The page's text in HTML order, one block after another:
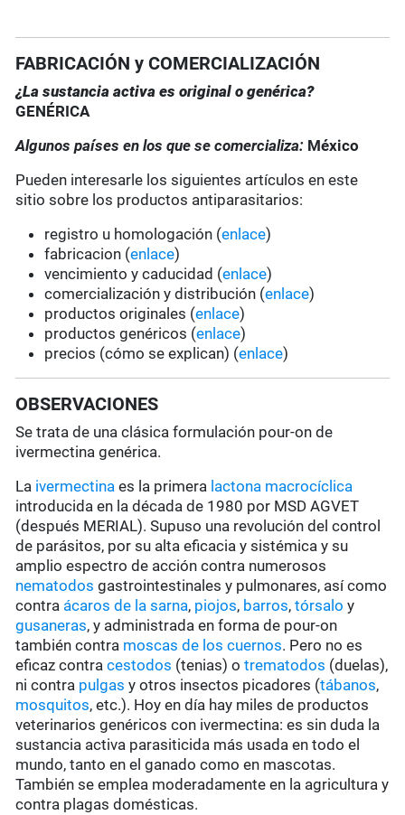
FABRICACIÓN y COMERCIALIZACIÓN
¿La sustancia activa es original o genérica?
GENÉRICA
Algunos países en los que se comercializa: México
Pueden interesarle los siguientes artículos en este
sitio sobre los productos antiparasitarios:
registro u homologación (enlace)
fabricacion (enlace)
vencimiento y caducidad (enlace)
comercialización y distribución (enlace)
productos originales (enlace)
productos genéricos (enlace)
precios (cómo se explican) (enlace)
OBSERVACIONES
Se trata de una clásica formulación pour-on de
ivermectina genérica.
La ivermectina es la primera lactona macrocíclica
introducida en la década de 1980 por MSD AGVET
(después MERIAL). Supuso una revolución del control
de parásitos, por su alta eficacia y sistémica y su
amplio espectro de acción contra numerosos
nematodos gastrointestinales y pulmonares, así como
contra ácaros de la sarna, piojos, barros,tórsalo y
gusaneras, y administrada en forma de pour-on
también contra moscas de los cuernos. Pero no es
eficaz contracestodos (tenias) otrematodos (duelas),
ni contra pulgas y otros insectos picadores (tábanos,
mosquitos, etc.). Hoy en día hay miles de productos
veterinarios genéricos con ivermectina: es sin duda la
sustancia activa parasiticida más usada en todo el
mundo, tanto en el ganado como en mascotas.
También se emplea moderadamente en la agricultura y
contra plagas domésticas.